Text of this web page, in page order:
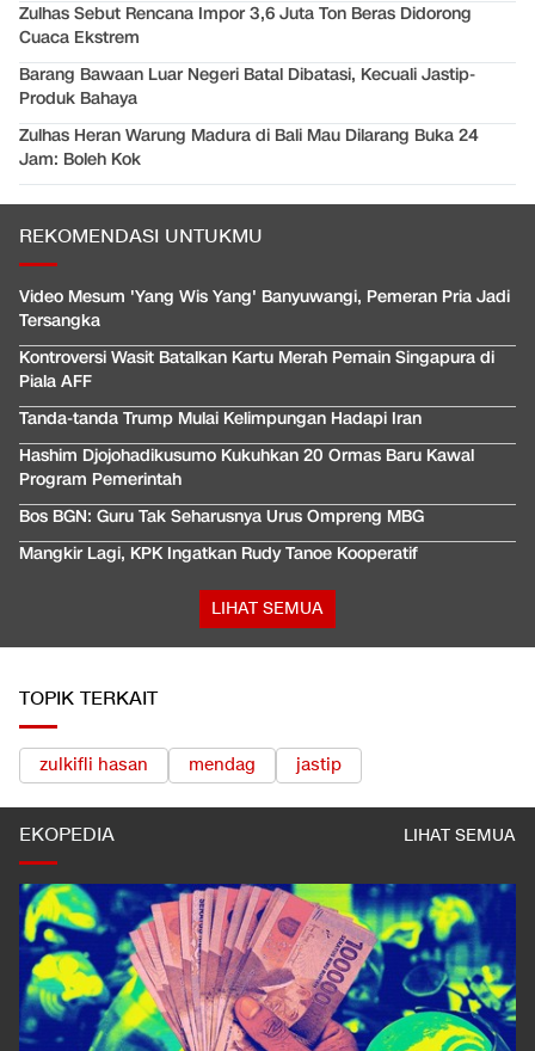
Zulhas Sebut Rencana Impor 3,6 Juta Ton Beras Didorong
Cuaca Ekstrem
Barang Bawaan Luar Negeri Batal Dibatasi, Kecuali Jastip-
Produk Bahaya
Zulhas Heran Warung Madura di Bali Mau Dilarang Buka 24
Jam: Boleh Kok
REKOMENDASI UNTUKMU
Video Mesum 'Yang Wis Yang' Banyuwangi, Pemeran Pria Jadi
Tersangka
Kontroversi Wasit Batalkan Kartu Merah Pemain Singapura di
Piala AFF
Tanda-tanda Trump Mulai Kelimpungan Hadapi Iran
Hashim Djojohadikusumo Kukuhkan 20 Ormas Baru Kawal
Program Pemerintah
Bos BGN: Guru Tak Seharusnya Urus Ompreng MBG
Mangkir Lagi, KPK Ingatkan Rudy Tanoe Kooperatif
LIHAT SEMUA
TOPIK TERKAIT
zulkifli hasan mendag jastip
EKOPEDIA LIHAT SEMUA